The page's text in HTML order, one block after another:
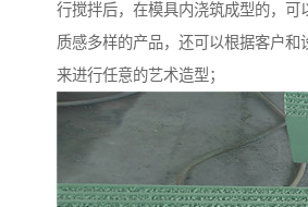
行搅拌后，在模具内浇筑成型的，可
质感多样的产品，还可以根据客户和
来进行任意的艺术造型；